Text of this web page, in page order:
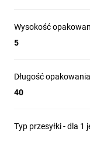
Wysokość
5
Długość
40
Typ przesyłki - dla